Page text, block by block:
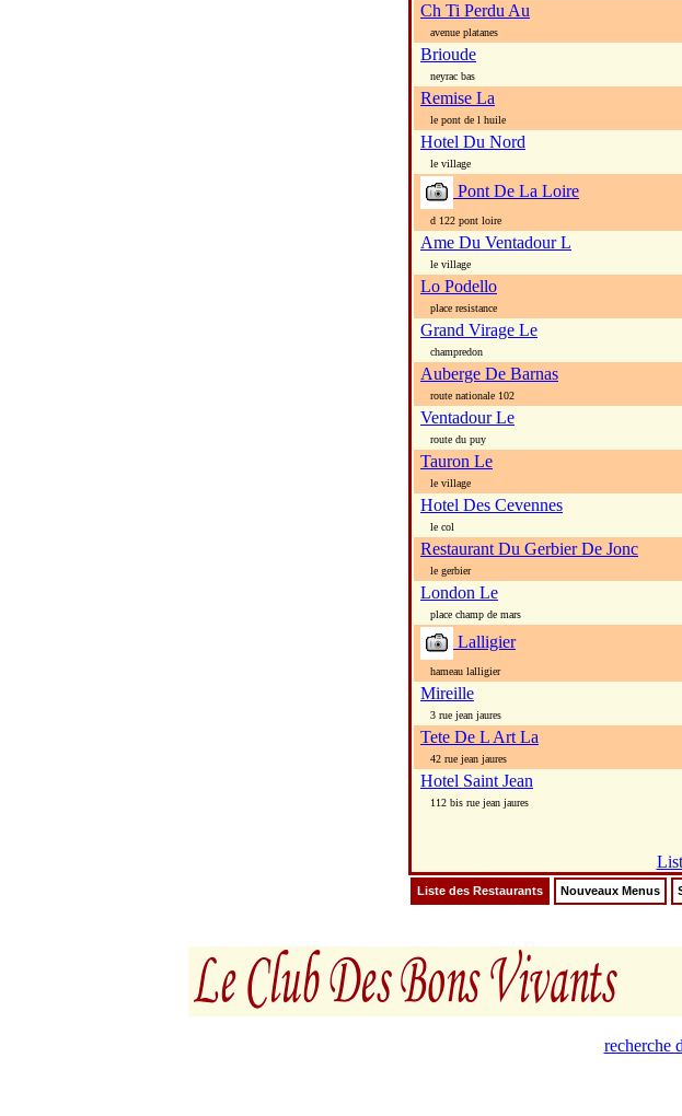
Ch Ti Perdu Au
avenue platanes
Brioude
neyrac bas
Remise La
le pont de l huile
Hotel Du Nord
le village
Pont De La Loire
d 122 pont loire
Ame Du Ventadour L
le village
Lo Podello
place resistance
Grand Virage Le
champredon
Auberge De Barnas
route nationale 102
Ventadour Le
route du puy
Tauron Le
le village
Hotel Des Cevennes
le col
Restaurant Du Gerbier De Jonc
le gerbier
London Le
place champ de mars
Lalligier
hameau lalligier
Mireille
3 rue jean jaures
Tete De L Art La
42 rue jean jaures
Hotel Saint Jean
112 bis rue jean jaures
Liste des Restaurants Nouveaux Menus
recherche